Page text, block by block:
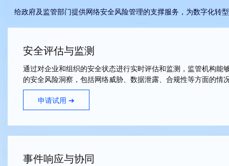
给政府及监管部门提供网络安全风险管理的支撑服务，为数字化转
安全评估与监测
通过对企业和组织的安全状态进行实时评估和监测，监管机构能
的安全风险洞察，包括网络威胁、数据泄露、合规性等方面的情
申请试用 ➔
事件响应与协同